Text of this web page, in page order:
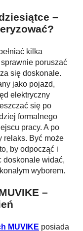
–
kilka
poruszać
się doskonale.
jako pojazd,
elektryczny
się po
formalnego
pracy. A po
relaks. Być może
by odpocząć i
doskonale widać,
wyborem.
–
MUVIKE posiada